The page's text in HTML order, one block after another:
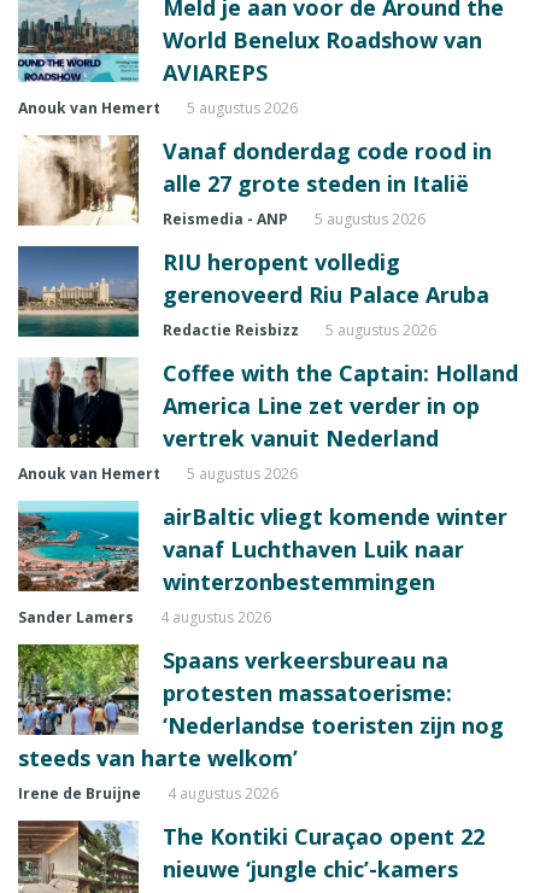
Meld je aan voor de Around the
World Benelux Roadshow van
AVIAREPS
Anouk van Hemert 5 augustus 2026
Vanaf donderdag code rood in
alle 27 grote steden in Italië
Reismedia - ANP 5 augustus 2026
RIU heropent volledig
gerenoveerd Riu Palace Aruba
Redactie Reisbizz 5 augustus 2026
Coffee with the Captain: Holland
America Line zet verder in op
vertrek vanuit Nederland
Anouk van Hemert 5 augustus 2026
airBaltic vliegt komende winter
vanaf Luchthaven Luik naar
winterzonbestemmingen
Sander Lamers 4 augustus 2026
Spaans verkeersbureau na
protesten massatoerisme:
‘Nederlandse toeristen zijn nog
steeds van harte welkom’
Irene de Bruijne 4 augustus 2026
The Kontiki Curaçao opent 22
nieuwe ‘jungle chic’-kamers